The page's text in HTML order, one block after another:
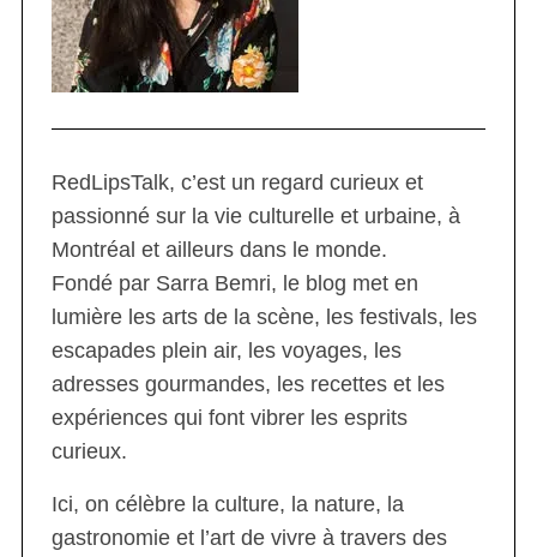
RedLipsTalk, c’est un regard curieux et
passionné sur la vie culturelle et urbaine, à
Montréal et ailleurs dans le monde.
Fondé par Sarra Bemri, le blog met en
lumière les arts de la scène, les festivals, les
escapades plein air, les voyages, les
adresses gourmandes, les recettes et les
expériences qui font vibrer les esprits
curieux.
Ici, on célèbre la culture, la nature, la
gastronomie et l’art de vivre à travers des